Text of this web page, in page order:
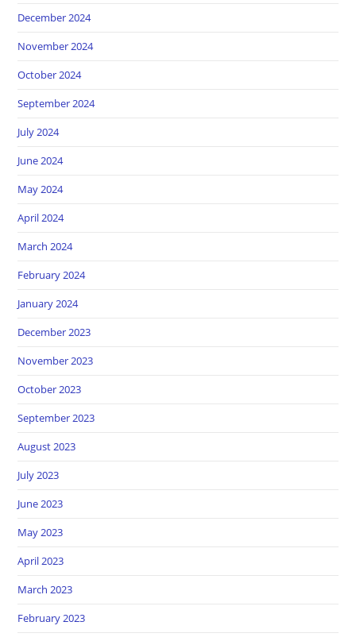
December 2024
November 2024
October 2024
September 2024
July 2024
June 2024
May 2024
April 2024
March 2024
February 2024
January 2024
December 2023
November 2023
October 2023
September 2023
August 2023
July 2023
June 2023
May 2023
April 2023
March 2023
February 2023